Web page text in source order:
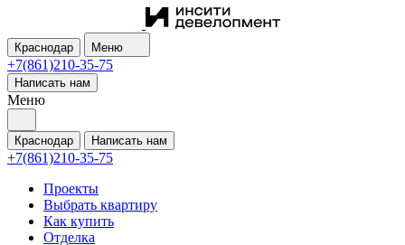
Краснодар Меню
+7(861)210-35-75
Написать нам
Меню
Краснодар Написать нам
+7(861)210-35-75
Проекты
Выбрать квартиру
Как купить
Отделка